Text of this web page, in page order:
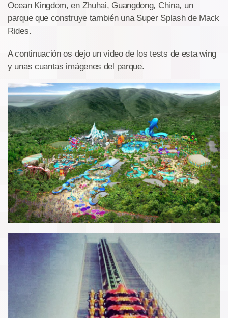
Ocean Kingdom, en Zhuhai, Guangdong, China, un
parque que construye también una Super Splash de Mack
Rides.
A continuación os dejo un video de los tests de esta wing
y unas cuantas imágenes del parque.